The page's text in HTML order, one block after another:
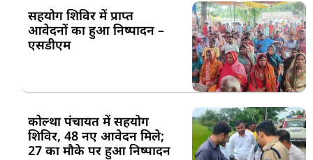
सहयोग शिविर में प्राप्त
आवेदनों का हुआ निष्पादन –
एसडीएम
कोल्था पंचायत में सहयोग
शिविर, 48 नए आवेदन मिले;
27 का मौके पर हुआ निष्पादन